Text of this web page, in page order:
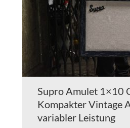
Supro Amulet 1×10
Kompakter Vintage
variabler Leistung